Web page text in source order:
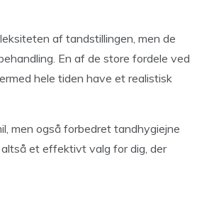
af tandstillingen, men de
En af de store fordele ved
hele tiden have et realistisk
men også forbedret tandhygiejne
et effektivt valg for dig, der